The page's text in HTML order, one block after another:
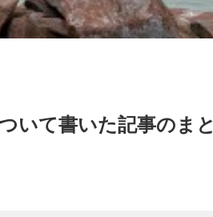
いて書いた記事のまと